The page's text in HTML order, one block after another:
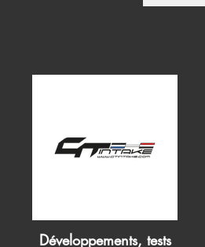
Développements, tests